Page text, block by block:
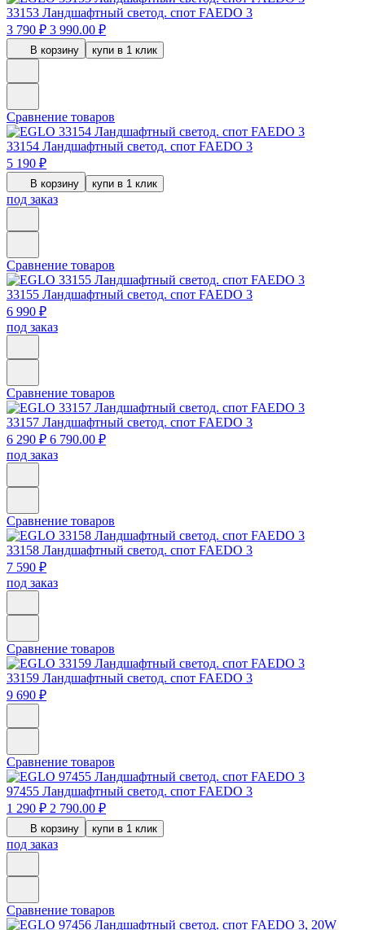
33153 Ландшафтный светод. спот FAEDO 3
3 790 ₽ 3 990.00 ₽
В корзину купи в 1 клик
Сравнение товаров
33154 Ландшафтный светод. спот FAEDO 3
5 190 ₽
В корзину купи в 1 клик
под заказ
Сравнение товаров
33155 Ландшафтный светод. спот FAEDO 3
6 990 ₽
под заказ
Сравнение товаров
33157 Ландшафтный светод. спот FAEDO 3
6 290 ₽ 6 790.00 ₽
под заказ
Сравнение товаров
33158 Ландшафтный светод. спот FAEDO 3
7 590 ₽
под заказ
Сравнение товаров
33159 Ландшафтный светод. спот FAEDO 3
9 690 ₽
Сравнение товаров
97455 Ландшафтный светод. спот FAEDO 3
1 290 ₽ 2 790.00 ₽
В корзину купи в 1 клик
под заказ
Сравнение товаров